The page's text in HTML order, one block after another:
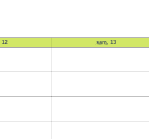
12 sam. 13